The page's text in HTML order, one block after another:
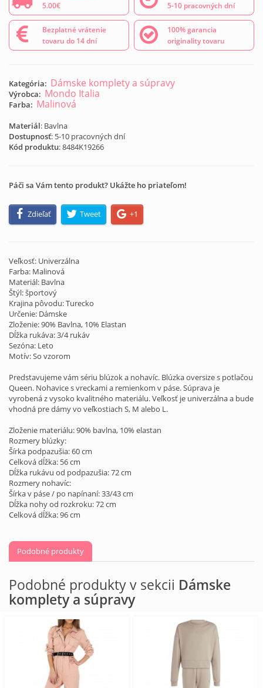
5.00€
5-10 pracovných dní
Bezplatné vrátenie
tovaru do 14 dní
100% garancia
originality tovaru
Kategória: Dámske komplety a súpravy
Výrobca: Mondo Italia
Farba: Malinová
Materiál: Bavlna
Dostupnosť: 5-10 pracovných dní
Kód produktu:8484K19266
Páči sa Vám tento produkt? Ukážte ho priateľom!
Zdieľať Tweet +1
Veľkosť: Univerzálna
Farba: Malinová
Materiál: Bavlna
Štýl: športový
Krajina pôvodu: Turecko
Určenie: Dámske
Zloženie: 90% Bavlna, 10% Elastan
Dĺžka rukáva: 3/4 rukáv
Sezóna: Leto
Motív: So vzorom
Predstavujeme vám sériu blúzok a nohavíc. Blúzka oversize s potlačou
Queen. Nohavice s vreckami a remienkom v páse. Súprava je
vyrobená z vysoko kvalitného materiálu. Veľkosť je univerzálna a bude
vhodná pre dámy vo veľkostiach S, M alebo L.
Zloženie materiálu: 90% bavlna, 10% elastan
Rozmery blúzky:
Šírka podpazušia: 60 cm
Celková dĺžka: 56 cm
Dĺžka rukávu od podpazušia: 72 cm
Rozmery nohavíc:
Šírka v páse / po napínaní: 33/43 cm
Dĺžka nohy od rozkroku: 72 cm
Celková dĺžka: 96 cm
Podobné produkty
Podobné produkty v sekcii Dámske
komplety a súpravy